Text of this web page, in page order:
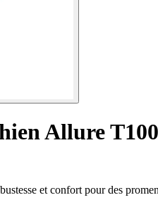
Allure T100
et confort pour des